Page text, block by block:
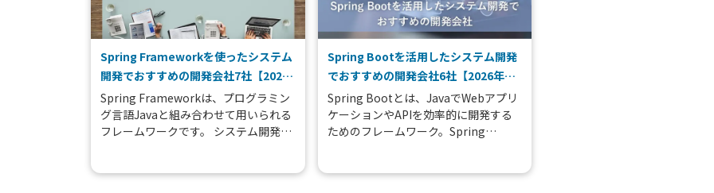
Spring Frameworkを使ったシステム
開発でおすすめの開発会社7社【2026
年版】
Spring Frameworkは、プログラミン
グ言語Javaと組み合わせて用いられる
フレームワークです。 システム開発時
Spring Bootを活用したシステム開発
でおすすめの開発会社6社【2026年
版】
Spring Bootとは、JavaでWebアプリ
ケーションやAPIを効率的に開発する
ためのフレームワーク。Spring